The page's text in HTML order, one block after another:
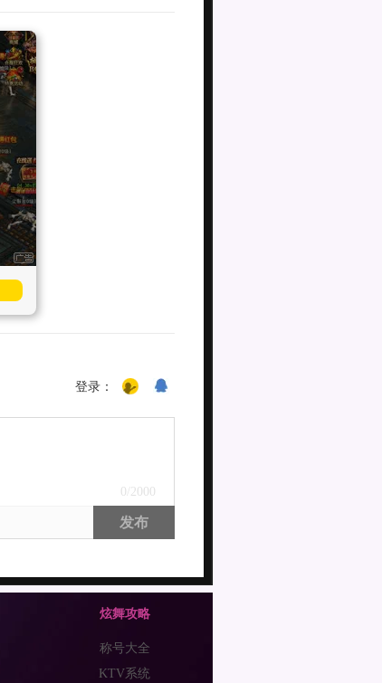
登录：
0 /2000
发布
炫舞攻略
称号大全
KTV系统